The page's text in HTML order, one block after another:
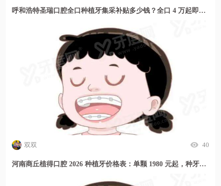
呼和浩特圣瑞口腔全口种植牙集采补贴多少钱？全口 4 万起即刻种当天用
双双 40
河南商丘植得口腔 2026 种植牙价格表：单颗 1980 元起，种牙贵吗？这里透明又实惠